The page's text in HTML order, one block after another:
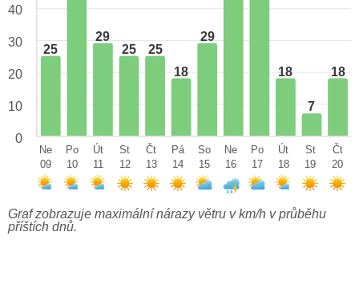
25
29
25
25
18
29
18
7
18
40
30
20
10
0
Ne
09
Po
10
Út
11
St
12
Čt
13
Pá
14
So
15
Ne
16
Po
17
Út
18
St
19
Čt
20
Graf zobrazuje maximální nárazy větru v km/h v průběhu
příštích dnů.